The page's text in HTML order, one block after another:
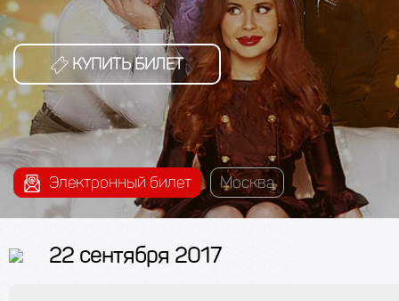
КУПИТЬ БИЛЕТ
Электронный билет Москва
22 сентября 2017